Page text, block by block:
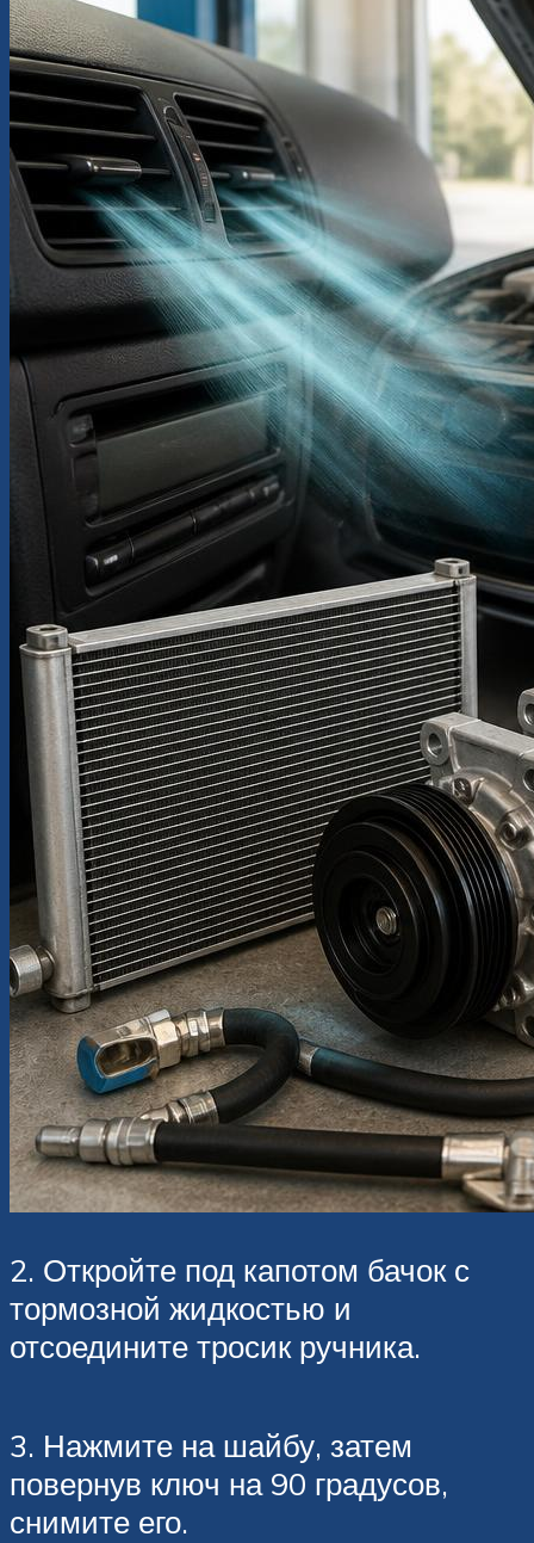
2. Откройте под капотом бачок с
тормозной жидкостью и
отсоедините тросик ручника.
3. Нажмите на шайбу, затем
повернув ключ на 90 градусов,
снимите его.